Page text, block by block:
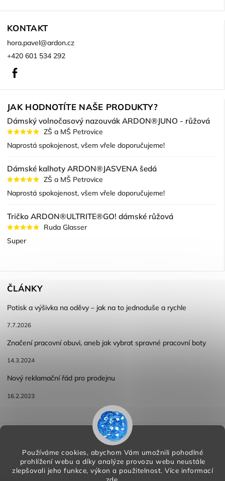
Používáme cookies, abychom Vám umožnili pohodlné
prohlížení webu a díky analýze provozu webu neustále
zlepšovali jeho funkce, výkon a použitelnost. Více informací
zde
KONTAKT
hora.pavel@ardon.cz
+420 601 534 292
JAK HODNOTÍTE NAŠE PRODUKTY?
Dámský volnočasový nazouvák ARDON®JUNO - růžová
ZŠ a MŠ Petrovice
Naprostá spokojenost, všem vřele doporučujeme!
Dámské kalhoty ARDON®JASVENA šedá
ZŠ a MŠ Petrovice
Naprostá spokojenost, všem vřele doporučujeme!
Tričko ARDON®ULTRITE®GO! dámské růžová
Ruda Glasser
Super
ČLÁNKY
Potisk a výšivka na oděvy – jak na to jednoduše a rychle
7.7.2026
Značení pracovní obuvi, aneb jak vybrat spravné pracovní boty
14.3.2024
Nový reklamační řád pro prodejnu
16.2.2023
Reklamace a vracení zboží
Podmínky ochrany osobních údajů